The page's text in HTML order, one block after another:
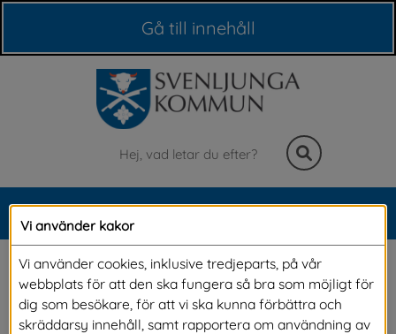
Gå till innehåll
Sök
Meny
Invigning av
grundsärskolans utegård
Vi använder kakor
Vi använder cookies, inklusive tredjeparts, på vår
webbplats för att den ska fungera så bra som möjligt för
dig som besökare, för att vi ska kunna förbättra och
skräddarsy innehåll, samt rapportera om användning av